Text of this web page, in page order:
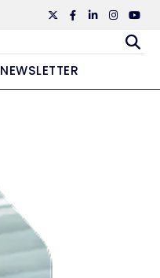
TwiiterFacebook
Linkedin
NEWSLETTER